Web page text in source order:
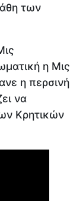
των
η Μις
η περσινή
να
Κρητικών